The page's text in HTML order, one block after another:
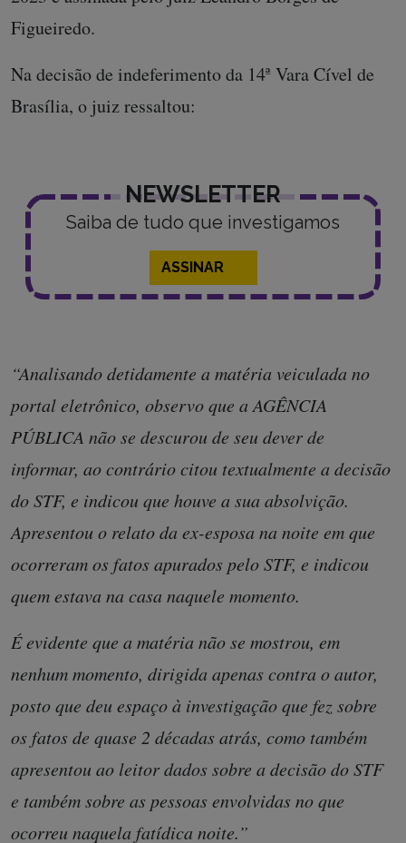
Figueiredo.
Na decisão de indeferimento da 14ª Vara Cível de
Brasília, o juiz ressaltou:
NEWSLETTER
Saiba de tudo que investigamos
ASSINAR
“Analisando detidamente a matéria veiculada no
portal eletrônico, observo que a AGÊNCIA
PÚBLICA não se descurou de seu dever de
informar, ao contrário citou textualmente a decisão
do STF, e indicou que houve a sua absolvição.
Apresentou o relato da ex-esposa na noite em que
ocorreram os fatos apurados pelo STF, e indicou
quem estava na casa naquele momento.
É evidente que a matéria não se mostrou, em
nenhum momento, dirigida apenas contra o autor,
posto que deu espaço à investigação que fez sobre
os fatos de quase 2 décadas atrás, como também
apresentou ao leitor dados sobre a decisão do STF
e também sobre as pessoas envolvidas no que
ocorreu naquela fatídica noite.”